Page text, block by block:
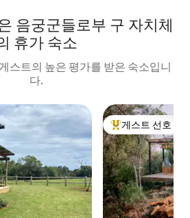
음궁군들로부 구 자치체
휴가 숙소
스트의 높은 평가를 받은 숙소입니
다.
상위 게스트 선호
게스트 선호